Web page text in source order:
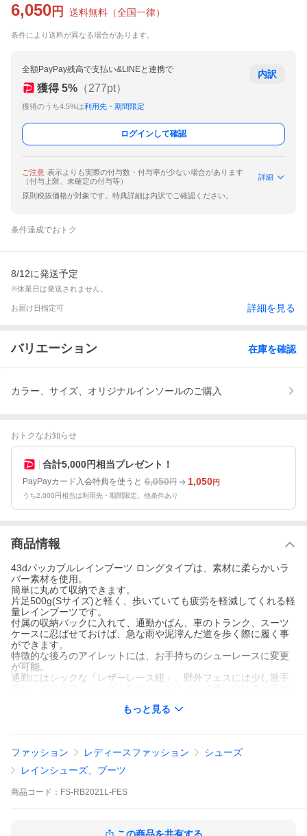
6,050 円 送料無料 （全国一律）
条件により送料が異なる場合があります。
全額PayPay残高で支払い&LINEと連携で
獲得 5% （277pt）
獲得のうち4.5%は利用先・期間限定
内訳
ログインして確認
ご注意 表示よりも実際の付与数・付与率が少ない場合があります
（付与上限、未確定の付与等）
詳細
原則税抜価格が対象です。特典詳細は内訳でご確認ください。
条件達成でおトク
8/12に発送予定
※休業日は発送されません。
お届け日指定可 詳細を見る
バリエーション 在庫を確認
カラー、サイズ、オリジナルインソールのご購入
おトクなお知らせ
合計5,000円相当プレゼント！
PayPayカード入会特典を使うと 6,050円 1,050円
うち2,000円相当は利用先・期間限定。他条件あり
商品情報
43dパッカブルレインブーツ ロングタイプは、素材に柔らかいラ
バー素材を使用。
簡単に丸めて収納できます。
片足500g(Sサイズ)と軽く、歩いていても疲労を軽減してくれる軽
量レインブーツです。
付属の収納バックに入れて、通勤かばん、車のトランク、スーツ
ケースに忍ばせておけば、急な雨や泥濘んだ道を歩く際に履く事
ができます。
特徴的な後ろのアイレットには、お手持ちのシューレースに変更
が可能。
通勤にはシックな「レザーレース紐」、野外フェスには少し派手
に変更しました。それにより、サイズ感が以前とは多少異なって
おります。リピーターのお客様は同じサイズをお選びいただくと
やや大きめに感じられる場合がございますので、近日のレビュー
を参考になさってください。
もっと見る
ファッション レディースファッション
シューズ
レインシューズ、ブーツ
商品 コード： FS-RB2021L-FES